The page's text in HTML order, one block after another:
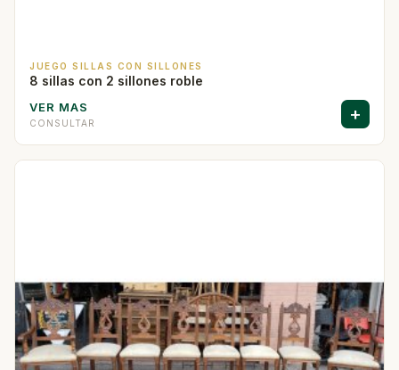
JUEGO SILLAS CON SILLONES
8 sillas con 2 sillones roble
VER MAS
CONSULTAR +